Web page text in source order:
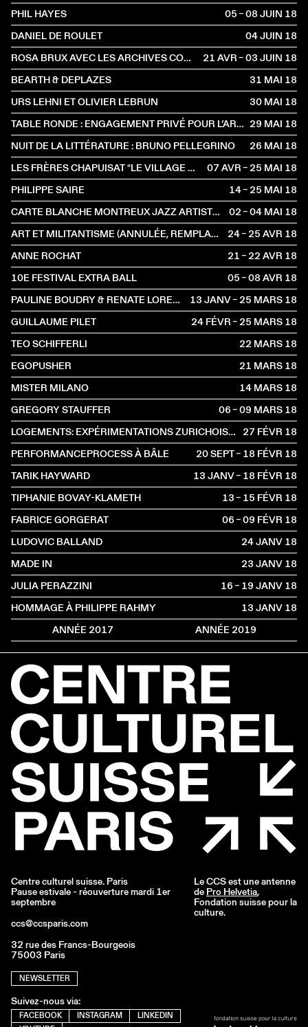
PHIL HAYES
05 – 08 JUIN2018
DANIEL DE ROULET
04 JUIN2018
ROSA BRUX AVEC LES ARCHIVES CONTESTATAIRES
21 AVR – 03 JUIN2018
BEARTH & DEPLAZES
31 MAI2018
URS LEHNI ET OLIVIER LEBRUN
30 MAI2018
TABLE RONDE : ENGAGEMENT PRIVÉ POUR L’ART – SUISSE ET FRANCE 29 MAI2018
NUIT DE LA LITTÉRATURE : BRUNO PELLEGRINO
26 MAI2018
LES FRÈRES CHAPUISAT "LE VILLAGE HOODOO" À NANTERRE-AMANDIERS
07 AVR – 25 MAI2018
PHILIPPE SAIRE
14 – 25 MAI2018
CARTE BLANCHE MONTREUX JAZZ ARTISTS FOUNDATION
02 – 04 MAI2018
ART ET MILITANTISME (ANNULÉE, REMPLACÉE PAR UNE VISITE GUIDÉE AVEC CHARLES MAGNIN ET ROSA BRUX) / DROITS DES ARTISTES
24 – 25 AVR2018
ANNE ROCHAT
21 – 22 AVR2018
10E FESTIVAL EXTRA BALL
05 – 08 AVR2018
PAULINE BOUDRY & RENATE LORENZ
13 JANV – 25 MARS2018
GUILLAUME PILET
24 FÉVR – 25 MARS2018
TEO SCHIFFERLI
22 MARS2018
EGOPUSHER
21 MARS2018
MISTER MILANO
14 MARS2018
GREGORY STAUFFER
06 – 09 MARS2018
LOGEMENTS: EXPÉRIMENTATIONS ZURICHOISES 27 FÉVR2018
PERFORMANCEPROCESS À BÂLE
20 SEPT – 18 FÉVR2018
TARIK HAYWARD
13 JANV – 18 FÉVR2018
TIPHANIE BOVAY-KLAMETH
13 – 15 FÉVR2018
FABRICE GORGERAT
06 – 09 FÉVR2018
LUDOVIC BALLAND
24 JANV2018
MADE IN
23 JANV2018
JULIA PERAZZINI
16 – 19 JANV2018
HOMMAGE À PHILIPPE RAHMY
13 JANV2018
ANNÉE 2017
ANNÉE 2019
Centre culturel suisse. Paris
Pause estivale - réouverture mardi 1er
septembre
ccs@ccsparis.com
32 rue des Francs-Bourgeois
75003 Paris
NEWSLETTER
Suivez-nous via:
FACEBOOK INSTAGRAM
LINKEDIN
Le CCS est une antenne
de Pro Helvetia,
Fondation suisse pour la
culture.